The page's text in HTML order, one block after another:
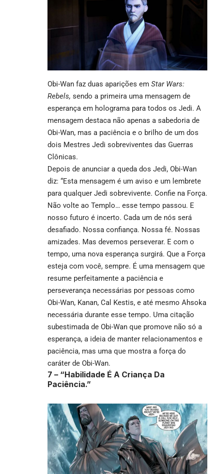
Obi-Wan faz duas aparições em Star Wars:
Rebels, sendo a primeira uma mensagem de
esperança em holograma para todos os Jedi. A
mensagem destaca não apenas a sabedoria de
Obi-Wan, mas a paciência e o brilho de um dos
dois Mestres Jedi sobreviventes das Guerras
Clônicas.
Depois de anunciar a queda dos Jedi, Obi-Wan
diz: “Esta mensagem é um aviso e um lembrete
para qualquer Jedi sobrevivente. Confie na Força.
Não volte ao Templo… esse tempo passou. E
nosso futuro é incerto. Cada um de nós será
desafiado. Nossa confiança. Nossa fé. Nossas
amizades. Mas devemos perseverar. E com o
tempo, uma nova esperança surgirá. Que a Força
esteja com você, sempre. É uma mensagem que
resume perfeitamente a paciência e
perseverança necessárias por pessoas como
Obi-Wan, Kanan, Cal Kestis, e até mesmo Ahsoka
necessária durante esse tempo. Uma citação
subestimada de Obi-Wan que promove não só a
esperança, a ideia de manter relacionamentos e
paciência, mas uma que mostra a força do
caráter de Obi-Wan.
7 – “Habilidade É A Criança Da
Paciência.”